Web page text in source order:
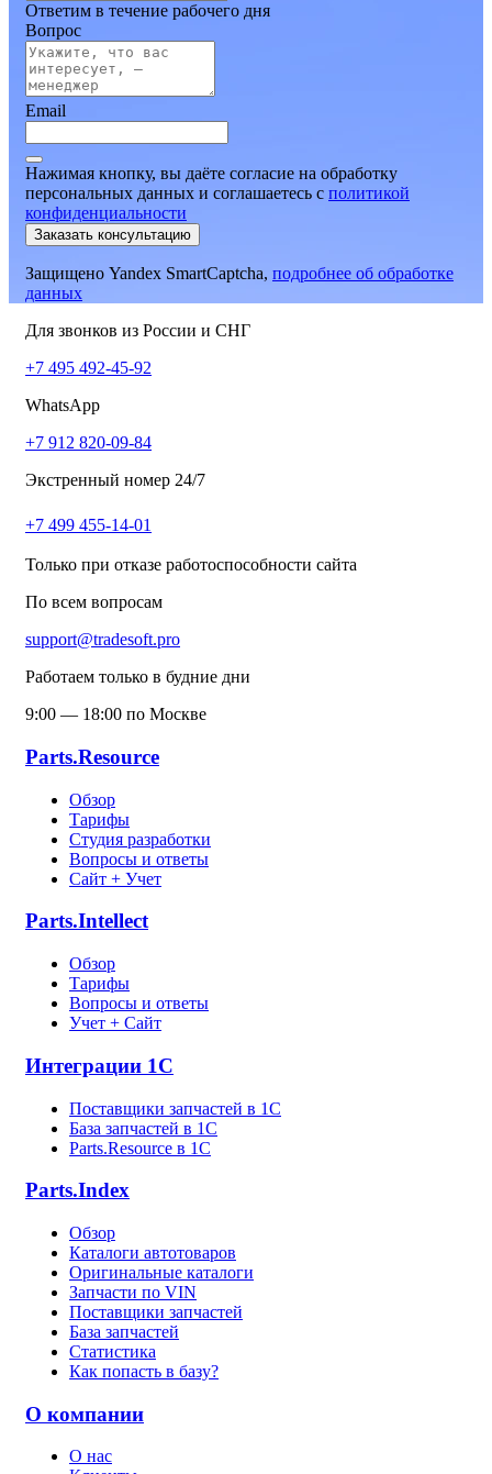
Ответим в течение рабочего дня
Вопрос
Email
Нажимая кнопку, вы даёте согласие на обработку
персональных данных и соглашаетесь c политикой
конфиденциальности
Заказать консультацию
Защищено Yandex SmartCaptcha, подробнее об обработке
данных
Для звонков из России и СНГ
+7 495 492-45-92
WhatsApp
+7 912 820-09-84
Экстренный номер 24/7
+7 499 455-14-01
Только при отказе работоспособности сайта
По всем вопросам
support@tradesoft.pro
Работаем только в будние дни
9:00 — 18:00 по Москве
Parts.Resource
Обзор
Тарифы
Студия разработки
Вопросы и ответы
Сайт + Учет
Parts.Intellect
Обзор
Тарифы
Вопросы и ответы
Учет + Сайт
Интеграции 1С
Поставщики запчастей в 1C
База запчастей в 1С
Parts.Resource в 1C
Parts.Index
Обзор
Каталоги автотоваров
Оригинальные каталоги
Запчасти по VIN
Поставщики запчастей
База запчастей
Статистика
Как попасть в базу?
О компании
О нас